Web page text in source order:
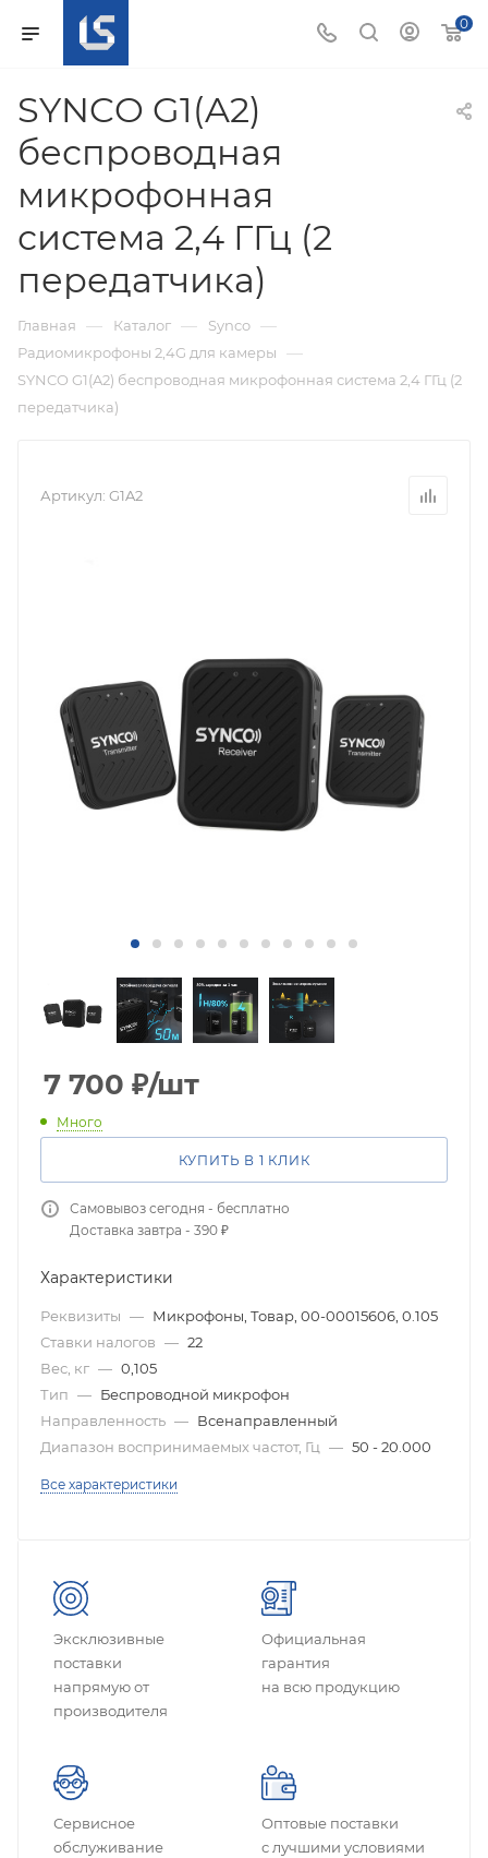
0
SYNCO G1(A2)
беспроводная
микрофонная
система 2,4 ГГц (2
передатчика)
Главная — Каталог — Synco —
Радиомикрофоны 2,4G для камеры —
SYNCO G1(A2) беспроводная микрофонная система 2,4 ГГц (2
передатчика)
Артикул: G1A2
7 700 ₽/шт
Много
КУПИТЬ В 1 КЛИК
Самовывоз сегодня - бесплатно
Доставка завтра - 390 ₽
Характеристики
Реквизиты — Микрофоны, Товар, 00-00015606, 0.105
Ставки налогов — 22
Вес, кг — 0,105
Тип — Беспроводной микрофон
Направленность — Всенаправленный
Диапазон воспринимаемых частот, Гц — 50 - 20.000
Все характеристики
Эксклюзивные
поставки
напрямую от
производителя
Официальная
гарантия
на всю продукцию
Сервисное
обслуживание
Оптовые поставки
с лучшими условиями